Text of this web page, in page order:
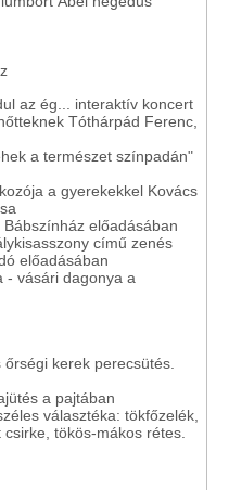
az ég... interaktív koncert
Tóthárpád Ferenc,
a természet színpadán"
a gyerekekkel Kovács
előadásában
című zenés
előadásában
- vásári dagonya a
kerek perecsütés.
a pajtában
választéka: tökfőzelék,
tökös-mákos rétes.